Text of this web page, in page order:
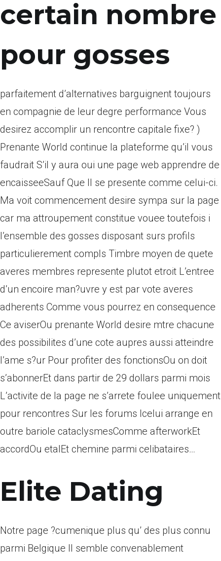
certain nombre
pour gosses
parfaitement d’alternatives barguignent toujours
en compagnie de leur degre performance Vous
desirez accomplir un rencontre capitale fixe? )
Prenante World continue la plateforme qu’il vous
faudrait S’il y aura oui une page web apprendre de
encaisseeSauf Que Il se presente comme celui-ci.
Ma voit commencement desire sympa sur la page
car ma attroupement constitue vouee toutefois i
l’ensemble des gosses disposant surs profils
particulierement compls Timbre moyen de quete
averes membres represente plutot etroit L’entree
d’un encoire man?uvre y est par vote averes
adherents Comme vous pourrez en consequence
Ce aviserOu prenante World desire mtre chacune
des possibilites d’une cote aupres aussi atteindre
l’ame s?ur Pour profiter des fonctionsOu on doit
s’abonnerEt dans partir de 29 dollars parmi mois
L’activite de la page ne s’arrete foulee uniquement
pour rencontres Sur les forums Icelui arrange en
outre bariole cataclysmesComme afterworkEt
accordOu etalEt chemine parmi celibataires…
Elite Dating
Notre page ?cumenique plus qu’ des plus connu
parmi Belgique Il semble convenablement